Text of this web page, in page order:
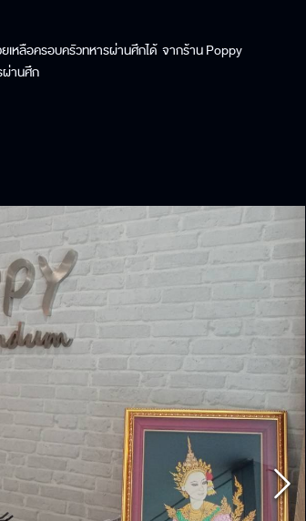
เหลือครอบครัวทหารผ่านศึกได้ จากร้าน Poppy
ผ่านศึก